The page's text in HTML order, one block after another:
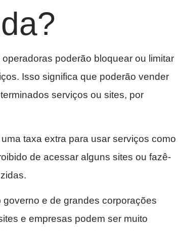
poderão bloquear ou limitar
Isso significa que poderão vender
serviços ou sites, por
taxa extra para usar serviços como
de acessar alguns sites ou fazê-
e de grandes corporações
e empresas podem ser muito